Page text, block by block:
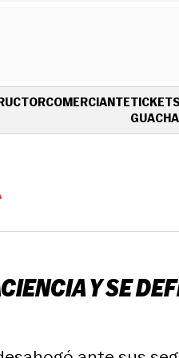
COMERCIANTE
Y SE